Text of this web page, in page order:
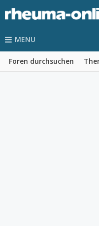
MENU
Foren durchsuchen